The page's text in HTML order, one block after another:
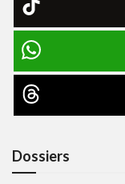
Dossiers